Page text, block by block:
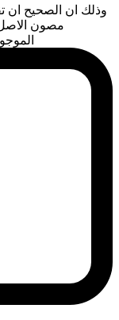
وذلك ان الصحيح ان
مصون الاصل